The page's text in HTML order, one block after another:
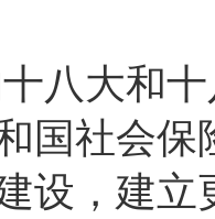
大和十
国社会
设，建